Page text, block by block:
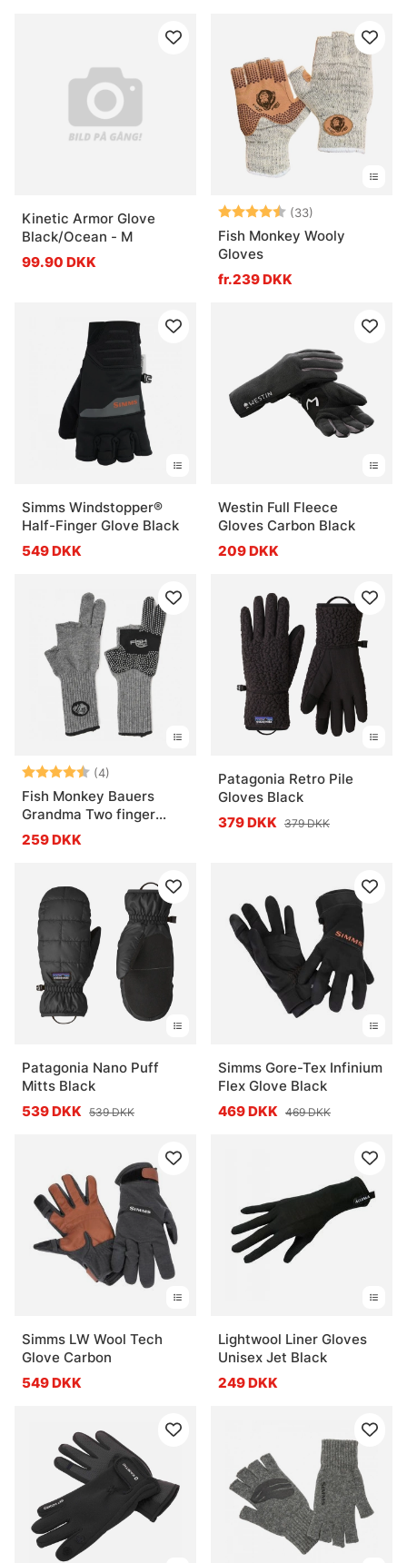
Kinetic Armor Glove
Black/Ocean - M
99.90 DKK
Vurdering: (33)
Fish Monkey Wooly
Gloves
fr.239 DKK
Simms Windstopper®
Half-Finger Glove Black
549 DKK
Westin Full Fleece
Gloves Carbon Black
209 DKK
Vurdering: (4)
4.3 ud af 5 stjerner
Fish Monkey Bauers
Grandma Two finger
Wool Glove
259 DKK
Patagonia Retro Pile
Gloves Black
379 DKK 379 DKK
Patagonia Nano Puff
Mitts Black
539 DKK 539 DKK
Simms Gore-Tex Infinium
Flex Glove Black
469 DKK 469 DKK
Simms LW Wool Tech
Glove Carbon
549 DKK
Lightwool Liner Gloves
Unisex Jet Black
249 DKK